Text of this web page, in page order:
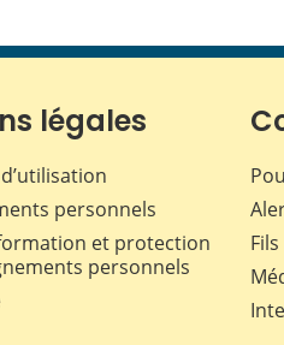
légales
personnels
et protection
personnels
Fils